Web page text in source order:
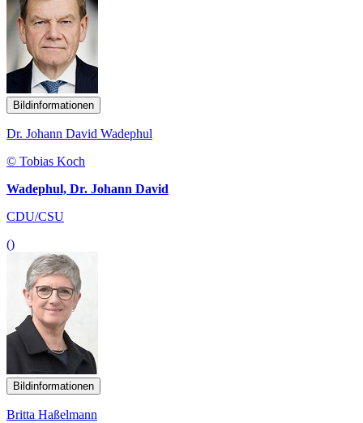
Bildinformationen
Dr. Johann David Wadephul
© Tobias Koch
Wadephul, Dr. Johann David
CDU/CSU
()
Bildinformationen
Britta Haßelmann